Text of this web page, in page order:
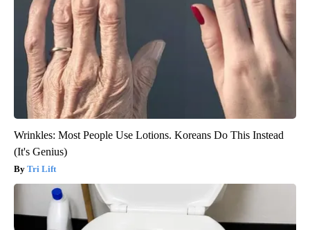
Wrinkles: Most People Use Lotions. Koreans Do This Instead
(It's Genius)
Tri Lift